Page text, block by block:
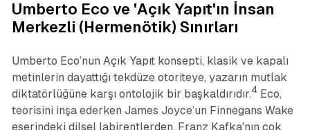
Umberto Eco ve 'Açık Yapıt'ın İnsan
Merkezli (Hermenötik) Sınırları
Umberto Eco’nun Açık Yapıtkonsepti, klasik ve kapalı
metinlerin dayattığı tekdüze otoriteye, yazarın mutlak
diktatörlüğüne karşı ontolojik bir başkaldırıdır.4 Eco,
teorisini inşa ederken James Joyce’un Finnegans Wake
eserindeki dilsel labirentlerden, Franz Kafka'nın çok